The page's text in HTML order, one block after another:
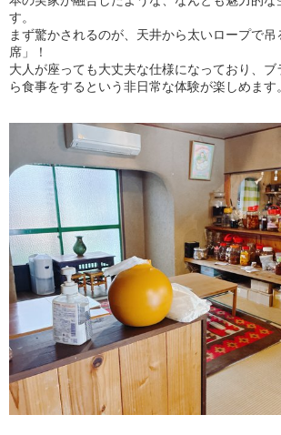
す。
まず驚かされるのが、天井から太いロープで吊
席」！
大人が座っても大丈夫な仕様になっており、
ら食事をするという非日常な体験が楽しめます。